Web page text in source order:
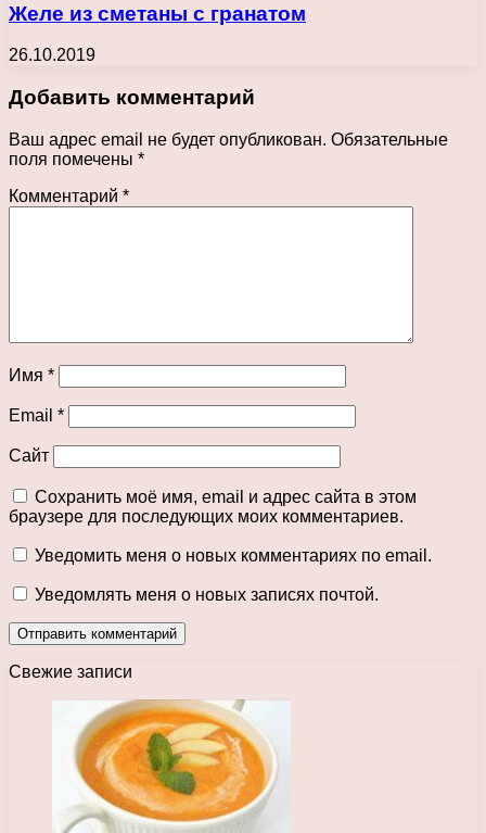
Желе из сметаны с гранатом
26.10.2019
Добавить комментарий
Ваш адрес email не будет опубликован. Обязательные
поля помечены *
Комментарий *
Имя *
Email *
Сайт
Сохранить моё имя, email и адрес сайта в этом
браузере для последующих моих комментариев.
Уведомить меня о новых комментариях по email.
Уведомлять меня о новых записях почтой.
Свежие записи